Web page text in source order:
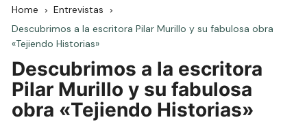
Home
Entrevistas
Descubrimos a la escritora Pilar Murillo y su fabulosa obra
«Tejiendo Historias»
Descubrimos a la escritora
Pilar Murillo y su fabulosa
obra «Tejiendo Historias»